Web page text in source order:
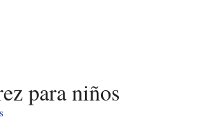
para niños